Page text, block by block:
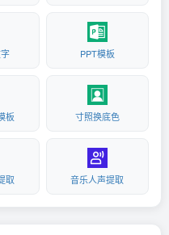
PPT模板
板 寸照换底色
取 音乐人声提取